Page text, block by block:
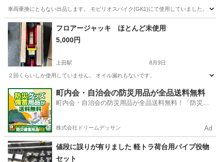
車両乗換にともない出品します。 モビリオスパイク(GK1)にて使用していました。 【
長野 上伊那郡 タイヤ、ホイール
フロアージャッキ ほとんど未使用
5,000円
上田駅 8月9日
２回くらいしか使用していません。 オイル漏れもないです。
長野 上田市 上田駅 メンテナンス用品
町内会・自治会の防災用品が全品送料無料
町内会・自治会の防災用品が全品送料無料！「防災備
株式会社ドリームデッサン Ad
値段に誤りが有りました 軽トラ荷台用パイプ役物
セット